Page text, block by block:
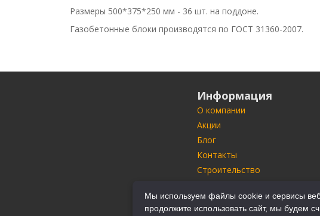
Размеры 500*375*250 мм - 36 шт. на поддоне.
Газобетонные блоки производятся по ГОСТ 31360-2007.
Информация
О компании
Акции
Блог
Контакты
Строительство
Производители
Мы используем файлы cookie и сервисы
продолжите использовать сайт, мы будем